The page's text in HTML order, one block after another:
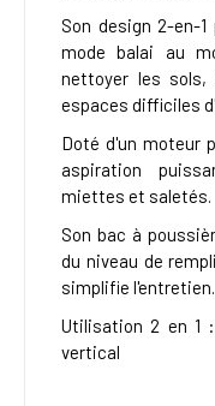
Son design 2-en-
mode balai au
nettoyer les sols,
espaces difficiles
Doté d'un moteur
aspiration
miettes et saletés.
Son bac à
du niveau de
simplifie l'entretien.
Utilisation 2 en 1
vertical